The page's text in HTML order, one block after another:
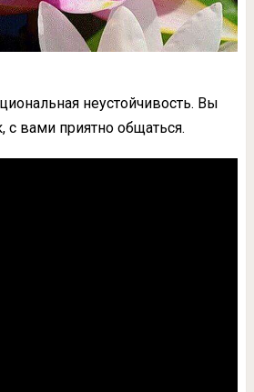
неустойчивость. Вы
с вами приятно общаться.